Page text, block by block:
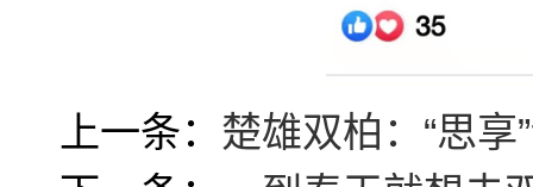
上一条： 楚雄双柏：“思